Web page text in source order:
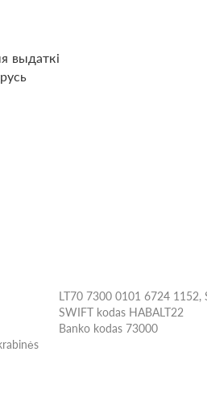
выдаткі
LT70 7300 0101 6724 1152,
SWIFT kodas HABALT22
Banko kodas 73000